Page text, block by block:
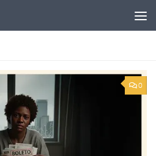
0